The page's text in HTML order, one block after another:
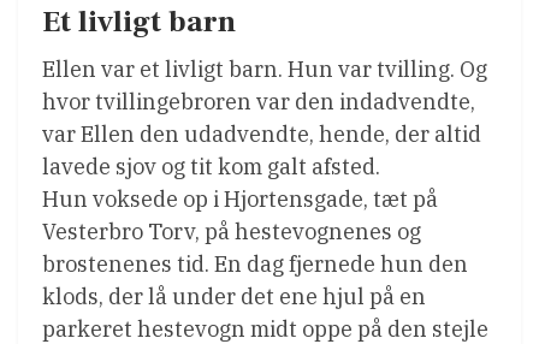
Et livligt barn
Ellen var et livligt barn. Hun var tvilling. Og
hvor tvillingebroren var den indadvendte,
var Ellen den udadvendte, hende, der altid
lavede sjov og tit kom galt afsted.
Hun voksede op i Hjortensgade, tæt på
Vesterbro Torv, på hestevognenes og
brostenenes tid. En dag fjernede hun den
klods, der lå under det ene hjul på en
parkeret hestevogn midt oppe på den stejle